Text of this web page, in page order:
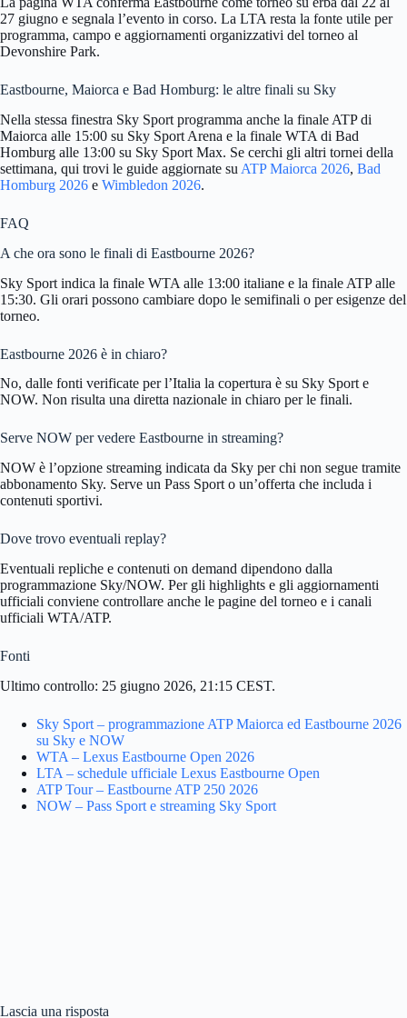
27 giugno e segnala l’evento in corso. La LTA resta la fonte utile per
programma, campo e aggiornamenti organizzativi del torneo al
Devonshire Park.
Eastbourne, Maiorca e Bad Homburg: le altre finali su Sky
Nella stessa finestra Sky Sport programma anche la finale ATP di
Maiorca alle 15:00 su Sky Sport Arena e la finale WTA di Bad
Homburg alle 13:00 su Sky Sport Max. Se cerchi gli altri tornei della
settimana, qui trovi le guide aggiornate su ATP Maiorca 2026, Bad
Homburg 2026 e Wimbledon 2026.
FAQ
A che ora sono le finali di Eastbourne 2026?
Sky Sport indica la finale WTA alle 13:00 italiane e la finale ATP alle
15:30. Gli orari possono cambiare dopo le semifinali o per esigenze del
torneo.
Eastbourne 2026 è in chiaro?
No, dalle fonti verificate per l’Italia la copertura è su Sky Sport e
NOW. Non risulta una diretta nazionale in chiaro per le finali.
Serve NOW per vedere Eastbourne in streaming?
NOW è l’opzione streaming indicata da Sky per chi non segue tramite
abbonamento Sky. Serve un Pass Sport o un’offerta che includa i
contenuti sportivi.
Dove trovo eventuali replay?
Eventuali repliche e contenuti on demand dipendono dalla
programmazione Sky/NOW. Per gli highlights e gli aggiornamenti
ufficiali conviene controllare anche le pagine del torneo e i canali
ufficiali WTA/ATP.
Fonti
Ultimo controllo: 25 giugno 2026, 21:15 CEST.
Sky Sport – programmazione ATP Maiorca ed Eastbourne 2026
su Sky e NOW
WTA – Lexus Eastbourne Open 2026
LTA – schedule ufficiale Lexus Eastbourne Open
ATP Tour – Eastbourne ATP 250 2026
NOW – Pass Sport e streaming Sky Sport
Lascia una risposta